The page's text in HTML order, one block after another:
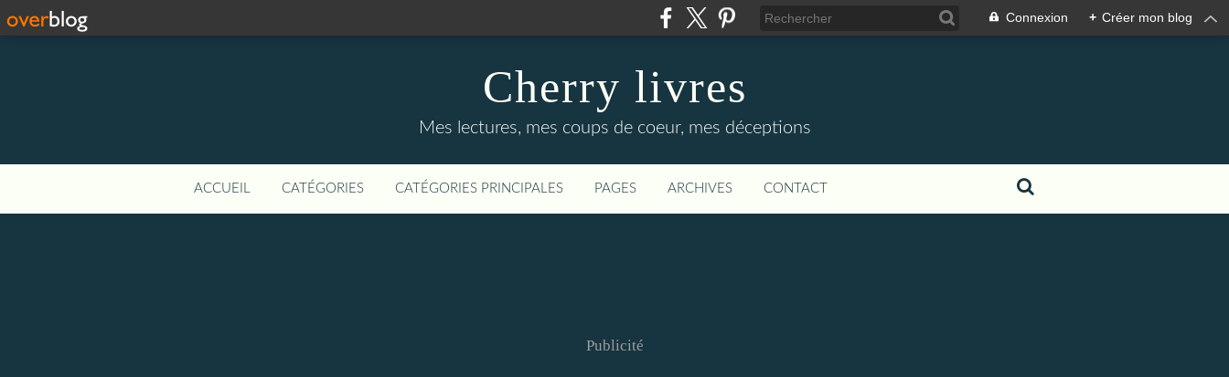
Connexion + Créer mon blog
Cherry livres
Mes lectures, mes coups de coeur, mes déceptions
ACCUEIL CATÉGORIES CATÉGORIES PRINCIPALES PAGES ARCHIVES CONTACT
Publicité